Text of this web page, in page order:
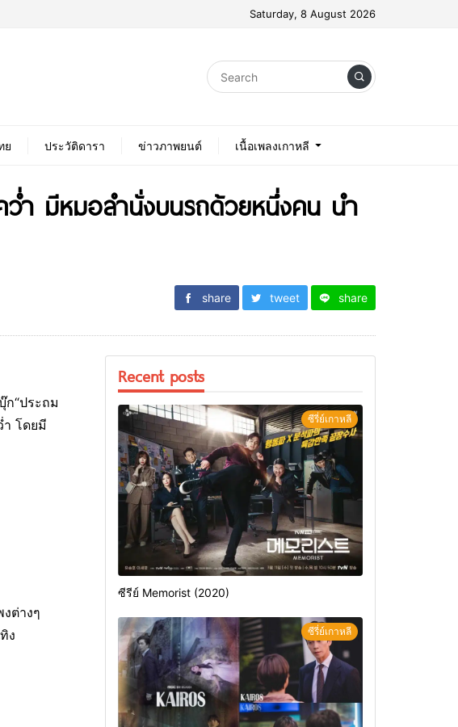
Saturday, 8 August 2026
ย ประวัติดารา ข่าวภาพยนต์ เนื้อเพลงเกาหลี
ว่ำ มีหมอลำนั่งบนรถด้วยหนึ่งคน นำ
share tweet share
ก“ประถม
โดยมี
ต่างๆ
ง
Recent posts
ซีรี่ย์เกาหลี
ซีรีย์ Memorist (2020)
ซีรี่ย์เกาหลี